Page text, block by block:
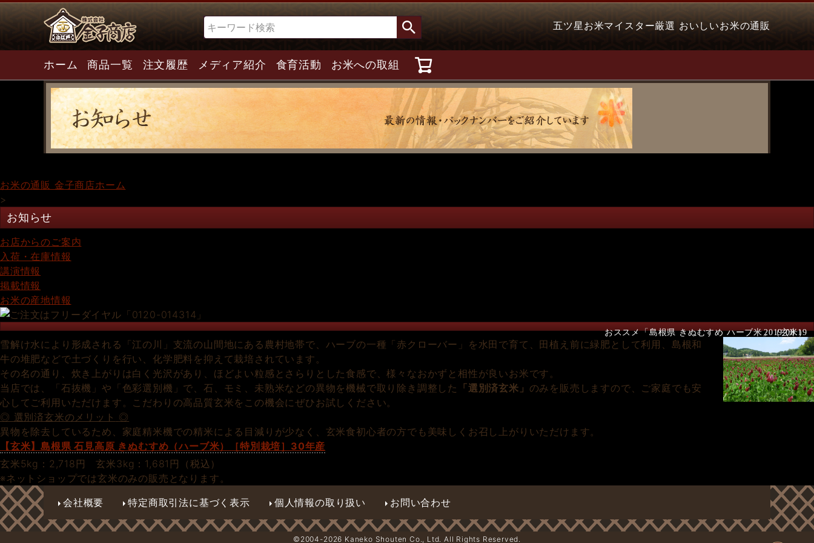
検索 五ツ星お米マイスター厳選 おいしいお米の通販
ホーム 商品一覧 注文履歴 メディア紹介 食育活動 お米への取組
お米の通販 金子商店ホーム
>
お知らせ
お店からのご案内
入荷・在庫情報
講演情報
掲載情報
お米の産地情報
おススメ「島根県 きぬむすめ ハーブ米」（玄米）
2019.08.19
雪解け水により形成される「江の川」支流の山間地にある農村地帯で、ハーブの一種「赤クローバー」を水田で育て、田植え前に緑肥として利用、島根和
牛の堆肥などで土づくりを行い、化学肥料を抑えて栽培されています。
その名の通り、炊き上がりは白く光沢があり、ほどよい粒感とさらりとした食感で、様々なおかずと相性が良いお米です。
当店では、「石抜機」や「色彩選別機」で、石、モミ、未熟米などの異物を機械で取り除き調整した 「選別済玄米」 のみを販売しますので、ご家庭でも安
心してご利用いただけます。こだわりの高品質玄米をこの機会にぜひお試しください。
◎ 選別済玄米のメリット ◎
異物を除去しているため、家庭精米機での精米による目減りが少なく、玄米食初心者の方でも美味しくお召し上がりいただけます。
【玄米】島根県 石見高原 きぬむすめ（ハーブ米）［特別栽培］30年産
玄米5kg：2,718 円 玄米3kg： 1,681円（税込）
※ネットショップでは玄米のみの販売となります。
会社概要
特定商取引法に基づく表示 個人情報の取り扱い お問い合わせ
©2004-2026 Kaneko Shouten Co., Ltd. All Rights Reserved.